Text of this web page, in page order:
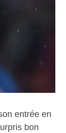
entrée en
bon